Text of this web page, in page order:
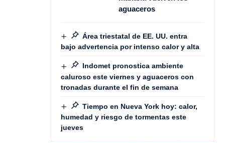
aguaceros
Área triestatal de EE. UU. entra
bajo advertencia por intenso calor y alta
Indomet pronostica ambiente
caluroso este viernes y aguaceros con
tronadas durante el fin de semana
Tiempo en Nueva York hoy: calor,
humedad y riesgo de tormentas este
jueves